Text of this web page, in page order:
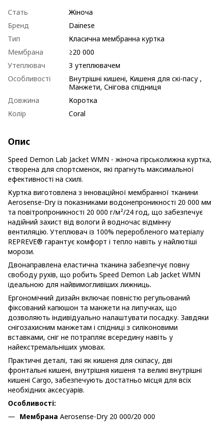
Стать
Жіноча
Бренд
Dainese
Тип
Класична мембранна куртка
Мембрана
≥20 000
Утеплювач
З утеплювачем
Особливості
Внутрішні кишені, Кишеня для скі-пасу ,
Манжети, Снігова спідниця
Довжина
Коротка
Колір
Coral
Опис
Speed Demon Lab Jacket WMN - жіноча гірськолижна куртка,
створена для спортсменок, які прагнуть максимальної
ефективності на схилі.
Куртка виготовлена з інноваційної мембранної тканини
Aerosense-Dry із показниками водонепроникності 20 000 мм
та повітропроникності 20 000 г/м²/24 год, що забезпечує
надійний захист від вологи й водночас відмінну
вентиляцію. Утеплювач із 100% переробленого матеріалу
REPREVE® гарантує комфорт і тепло навіть у найлютіші
морози.
Двонаправлена еластична тканина забезпечує повну
свободу рухів, що робить Speed Demon Lab Jacket WMN
ідеальною для найвимогливіших лижниць.
Ергономічний дизайн включає повністю регульований
фіксований капюшон та манжети на липучках, що
дозволяють індивідуально налаштувати посадку. Завдяки
снігозахисним манжетам і спідниці з силіконовими
вставками, сніг не потрапляє всередину навіть у
найекстремальніших умовах.
Практичні деталі, такі як кишеня для скіпасу, дві
фронтальні кишені, внутрішня кишеня та великі внутрішні
кишені Cargo, забезпечують достатньо місця для всіх
необхідних аксесуарів.
Особливості:
Мембрана Aerosense-Dry 20 000/20 000